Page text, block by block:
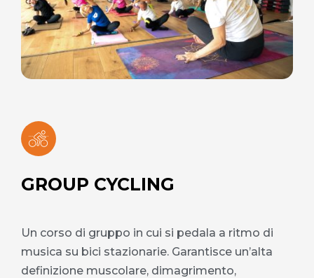
GROUP CYCLING
Un corso di gruppo in cui si pedala a ritmo di
musica su bici stazionarie. Garantisce un’alta
definizione muscolare, dimagrimento,